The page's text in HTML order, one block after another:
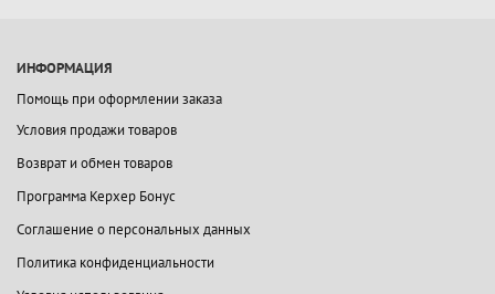
ИНФОРМАЦИЯ
Помощь при оформлении заказа
Условия продажи товаров
Возврат и обмен товаров
Программа Керхер Бонус
Соглашение о персональных данных
Политика конфиденциальности